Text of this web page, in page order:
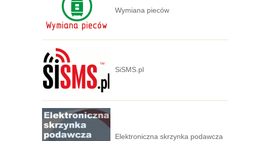
Wymiana pieców
SiSMS.pl
Elektroniczna skrzynka podawcza